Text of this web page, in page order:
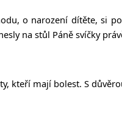
o narození dítěte, si
na stůl Páně svíčky
kteří mají bolest. S